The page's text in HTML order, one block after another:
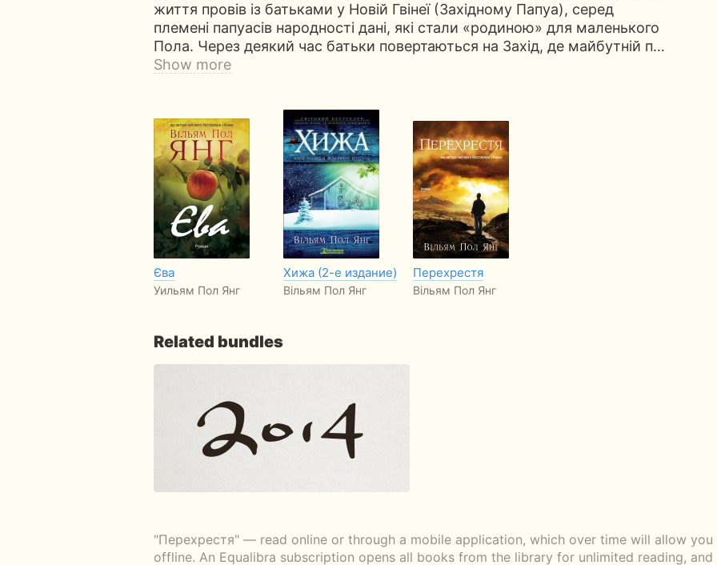
життя провів із батьками у Новій Гвінеї (Західному Папуа), серед
племені папуасів народності дані, які стали «родиною» для маленького
Пола. Через деякий час батьки повертаються на Захід, де майбутній п…
Show more
Єва
Уильям Пол Янг
Хижа (2-е издание)
Вільям Пол Янг
Перехрестя
Вільям Пол Янг
Related bundles
"Перехрестя" — read online or through a mobile application, which over time will allow
offline. An Equalibra subscription opens all books from the library for unlimited reading,